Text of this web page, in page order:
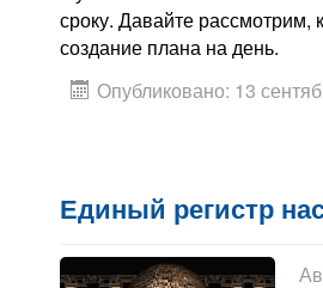
сроку. Давайте рассмотрим,
создание плана на день.
Опубликовано: 13
Единый регистр